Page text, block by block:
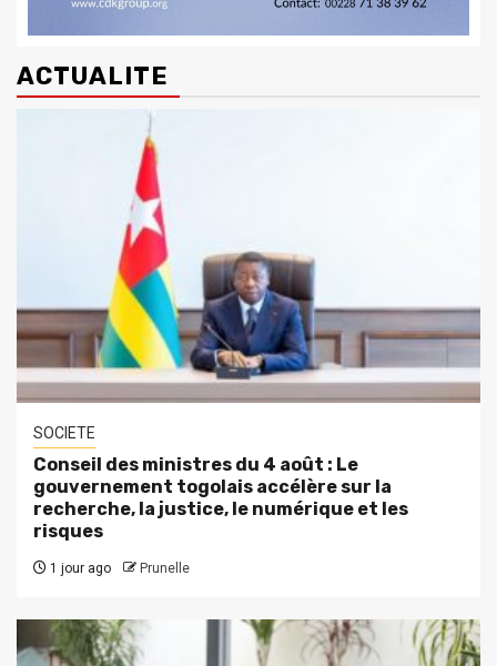
ACTUALITE
SOCIETE
Conseil des ministres du 4 août : Le
gouvernement togolais accélère sur la
recherche, la justice, le numérique et les
risques
1 jour ago Prunelle